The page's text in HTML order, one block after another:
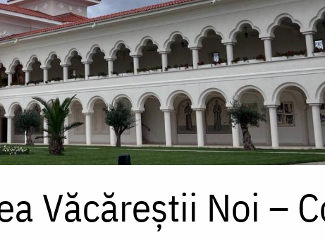
Văcăreștii Noi –